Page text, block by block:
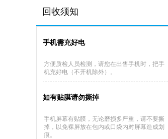
回收须知
手机需充好电
方便质检人员检测，请您在出售手机时，把手
机充好电（不开机除外）。
如有贴膜请勿撕掉
手机屏幕有贴膜，无论磨损多严重，请不要撕
掉，以免裸屏放在包内或口袋内对屏幕造成划
痕。